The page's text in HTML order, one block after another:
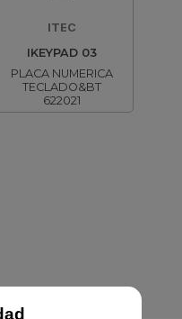
ITEC
IKEYPAD 03
PLACA NUMERICA
TECLADO&BT
622021